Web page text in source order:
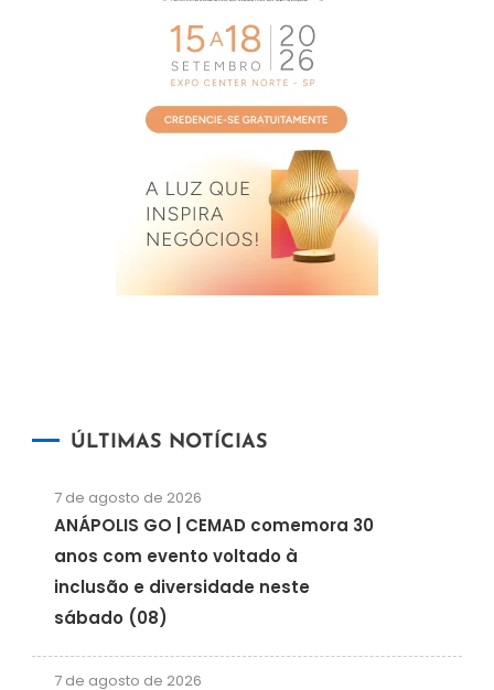
ÚLTIMAS NOTÍCIAS
7 de agosto de 2026
ANÁPOLIS GO | CEMAD comemora 30
anos com evento voltado à
inclusão e diversidade neste
sábado (08)
7 de agosto de 2026